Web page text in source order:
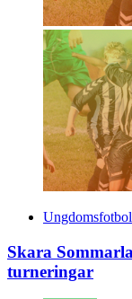
Skara
turneringar